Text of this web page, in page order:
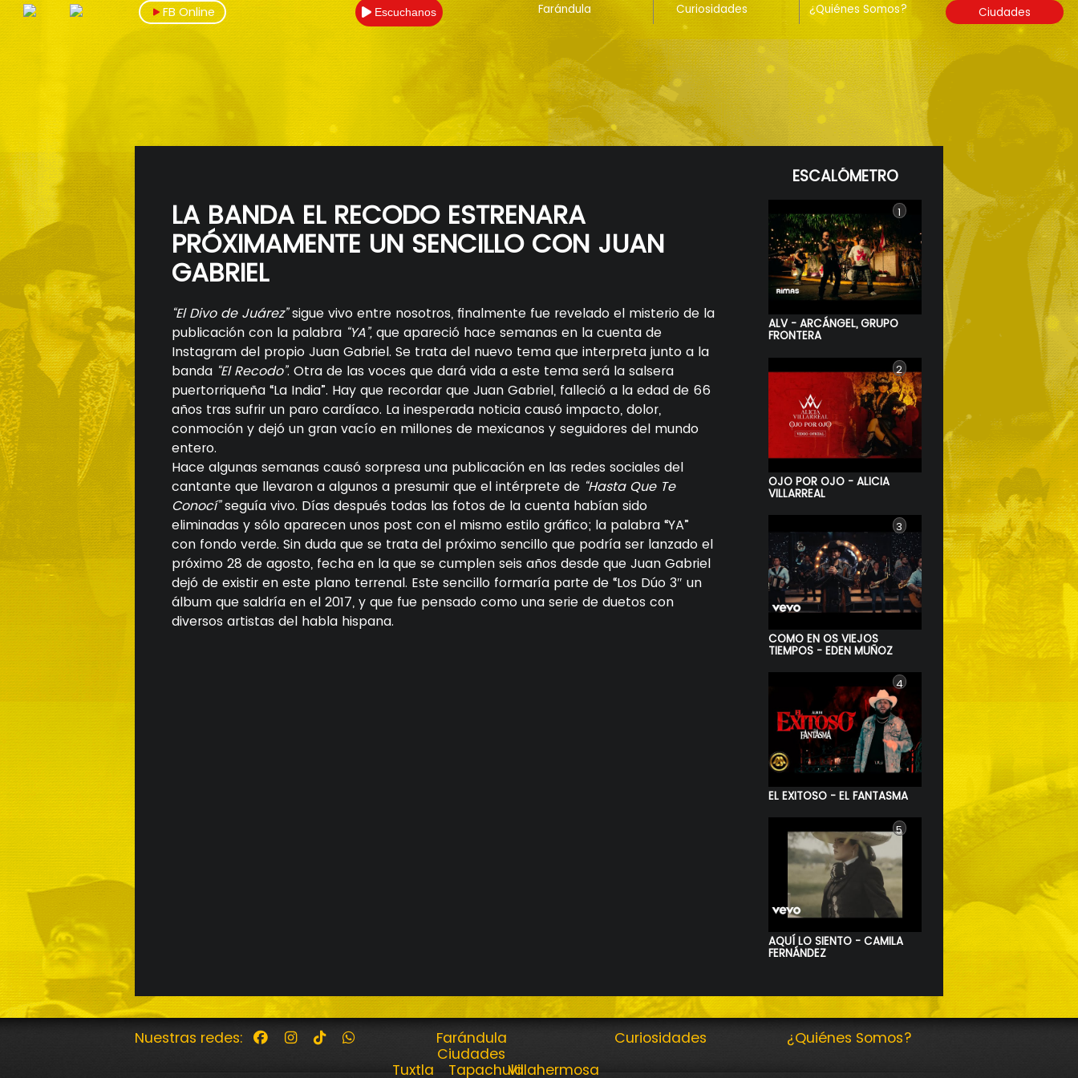
FB Online Escuchanos Farándula Curiosidades ¿Quiénes Somos? Ciudades
LA BANDA EL RECODO ESTRENARA
PRÓXIMAMENTE UN SENCILLO CON JUAN
GABRIEL
“El Divo de Juárez”sigue vivo entre nosotros, finalmente fue revelado el misterio de la
publicación con la palabra“YA”,que apareció hace semanas en la cuenta de
Instagram del propio Juan Gabriel. Se trata del nuevo tema que interpreta junto a la
banda “El Recodo”. Otra de las voces que dará vida a este tema será la salsera
puertorriqueña “La India”. Hay que recordar que Juan Gabriel, falleció a la edad de 66
años tras sufrir un paro cardíaco. La inesperada noticia causó impacto, dolor,
conmoción y dejó un gran vacío en millones de mexicanos y seguidores del mundo
entero.
Hace algunas semanas causó sorpresa una publicación en las redes sociales del
cantante que llevaron a algunos a presumir que el intérprete de “Hasta Que Te
Conocí”seguía vivo. Días después todas las fotos de la cuenta habían sido
eliminadas y sólo aparecen unos post con el mismo estilo gráfico; la palabra “YA”
con fondo verde. Sin duda que se trata del próximo sencillo que podría ser lanzado el
próximo 28 de agosto, fecha en la que se cumplen seis años desde que Juan Gabriel
dejó de existir en este plano terrenal. Este sencillo formaría parte de “Los Dúo 3″ un
álbum que saldría en el 2017, y que fue pensado como una serie de duetos con
diversos artistas del habla hispana.
ESCALÓMETRO
ALV - ARCÁNGEL, GRUPO
FRONTERA
1
OJO POR OJO - ALICIA
VILLARREAL
2
COMO EN OS VIEJOS
TIEMPOS - EDEN MUÑOZ
3
EL EXITOSO - EL FANTASMA
4
AQUÍ LO SIENTO - CAMILA
FERNÁNDEZ
5
Nuestras redes: Farándula Curiosidades
¿Quiénes Somos?
Ciudades
Tuxtla
TapachulaVillahermosa